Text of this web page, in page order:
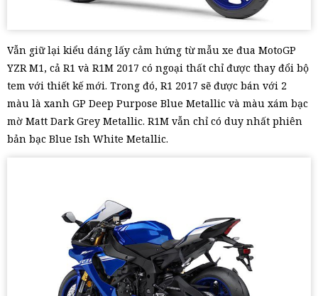
Vẫn giữ lại kiểu dáng lấy cảm hứng từ mẫu xe đua MotoGP
YZR M1, cả R1 và R1M 2017 có ngoại thất chỉ được thay đổi bộ
tem với thiết kế mới. Trong đó, R1 2017 sẽ được bán với 2
màu là xanh GP Deep Purpose Blue Metallic và màu xám bạc
mờ Matt Dark Grey Metallic. R1M vẫn chỉ có duy nhất phiên
bản bạc Blue Ish White Metallic.